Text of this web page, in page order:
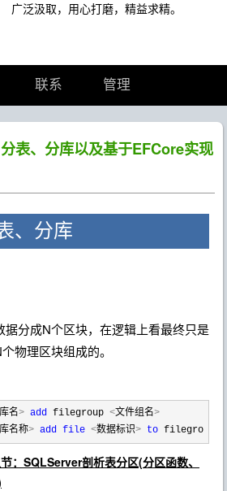
广泛汲取，用心打磨，精益求精。
联系 管理
表、分库以及基于EFCore实现
、分库
分成N个区块，在逻辑上看最终只是
物理区块组成的。
名> add filegroup <文件组名>
名称> add file <数据标识> to filegroup
：SQLServer剖析表分区(分区函数、